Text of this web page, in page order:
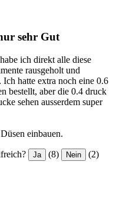
sehr Gut
ich direkt alle diese
rausgeholt und
Ich hatte extra noch eine 0.6
bestellt, aber die 0.4 druck
sehen ausserdem super
einbauen.
Ja (8) Nein (2)